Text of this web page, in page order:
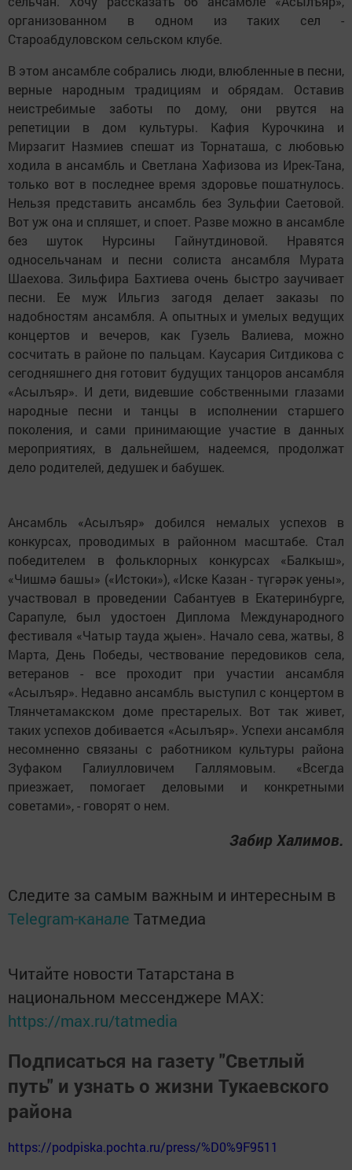
организованном в одном из таких сел -
Староабдуловском сельском клубе.
В этом ансамбле собрались люди, влюбленные в песни,
верные народным традициям и обрядам. Оставив
неистребимые заботы по дому, они рвутся на
репетиции в дом культуры. Кафия Курочкина и
Мирзагит Назмиев спешат из Торнаташа, с любовью
ходила в ансамбль и Светлана Хафизова из Ирек-Тана,
только вот в последнее время здоровье пошатнулось.
Нельзя представить ансамбль без Зульфии Саетовой.
Вот уж она и спляшет, и споет. Разве можно в ансамбле
без шуток Нурсины Гайнутдиновой. Нравятся
односельчанам и песни солиста ансамбля Мурата
Шаехова. Зильфира Бахтиева очень быстро заучивает
песни. Ее муж Ильгиз загодя делает заказы по
надобностям ансамбля. А опытных и умелых ведущих
концертов и вечеров, как Гузель Валиева, можно
сосчитать в районе по пальцам. Каусария Ситдикова с
сегодняшнего дня готовит будущих танцоров ансамбля
«Асылъяр». И дети, видевшие собственными глазами
народные песни и танцы в исполнении старшего
поколения, и сами принимающие участие в данных
мероприятиях, в дальнейшем, надеемся, продолжат
дело родителей, дедушек и бабушек.
Ансамбль «Асылъяр» добился немалых успехов в
конкурсах, проводимых в районном масштабе. Стал
победителем в фольклорных конкурсах «Балкыш»,
«Чишмә башы» («Истоки»), «Иске Казан - түгәрәк уены»,
участвовал в проведении Сабантуев в Екатеринбурге,
Сарапуле, был удостоен Диплома Международного
фестиваля «Чатыр тауда җыен». Начало сева, жатвы, 8
Марта, День Победы, чествование передовиков села,
ветеранов - все проходит при участии ансамбля
«Асылъяр». Недавно ансамбль выступил с концертом в
Тлянчетамакском доме престарелых. Вот так живет,
таких успехов добивается «Асылъяр». Успехи ансамбля
несомненно связаны с работником культуры района
Зуфаком Галиулловичем Галлямовым. «Всегда
приезжает, помогает деловыми и конкретными
советами», - говорят о нем.
Забир Халимов.
Следите за самым важным и интересным в
Telegram-канале Татмедиа
Читайте новости Татарстана в
национальном мессенджере MАХ:
https://max.ru/tatmedia
Подписаться на газету "Светлый
путь" и узнать о жизни Тукаевского
района
https://podpiska.pochta.ru/press/%D0%9F9511